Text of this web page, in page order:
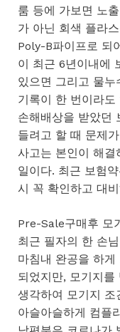
룸 등에 가보면 노
가 아닌 회색 플라
Poly-B파이프로 되
이 최근 6년이내에
있으면 그리고 물
기록이 한 번이라
손해배상을 받았던
들려고 할 때 문제
사고는 본인이 해
일이다. 최근 보험
시 꼭 확인하고 대
Pre-Sale구매후 모
최근 필자의 한 손
마침내 완공을 하
되었지만, 모기지
생각하여 모기지 조
아슬아슬하게 컴플